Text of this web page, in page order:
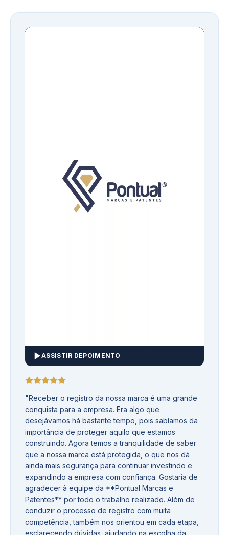
ASSISTIR DEPOIMENTO
"Receber o registro da nossa marca é uma grande
conquista para a empresa. Era algo que
desejávamos há bastante tempo, pois sabíamos da
importância de proteger aquilo que estamos
construindo. Agora temos a tranquilidade de saber
que a nossa marca está protegida, o que nos dá
ainda mais segurança para continuar investindo e
expandindo a empresa com confiança. Gostaria de
agradecer à equipe da **Pontual Marcas e
Patentes** por todo o trabalho realizado. Além de
conduzir o processo de registro com muita
competência, também nos orientou em cada etapa,